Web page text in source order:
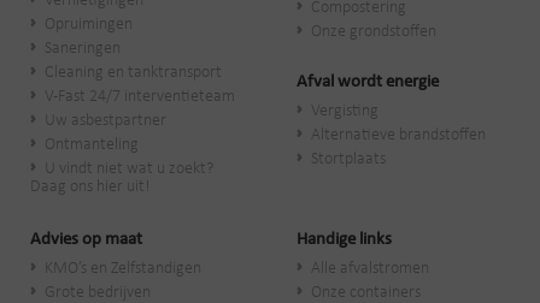
Opruimingen
Saneringen
Cleaning en tanktransport
V-Fast 24/7 interventieteam
Uw asbestpartner
Ontmanteling
U vindt niet wat u zoekt?
Daag ons hier uit!
Compostering
Onze grondstoffen
Afval wordt energie
Vergisting
Alternatieve brandstoffen
Stortplaats
Advies op maat
KMO’s en Zelfstandigen
Grote bedrijven
Handige links
Alle afvalstromen
Onze containers